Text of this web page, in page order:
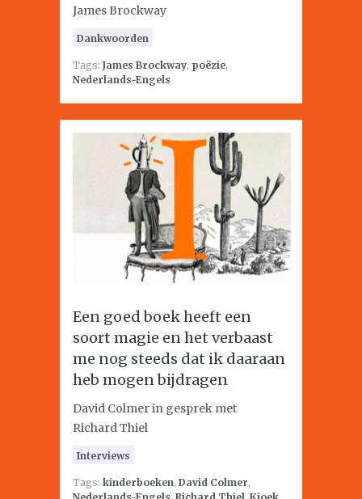
James Brockway
Dankwoorden
Tags: James Brockway, poëzie,
Nederlands-Engels
Een goed boek heeft een
soort magie en het verbaast
me nog steeds dat ik daaraan
heb mogen bijdragen
David Colmer in gesprek met
Richard Thiel
Interviews
Tags: kinderboeken, David Colmer,